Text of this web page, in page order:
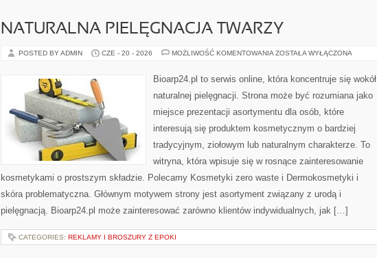
NATURALNA PIELĘGNACJA TWARZY
POSTED BY ADMIN CZE - 20 - 2026 MOŻLIWOŚĆ KOMENTOWANIA NATURALNA
ZOSTAŁA WYŁĄCZONA
Bioarp24.pl to serwis online, która koncentruje się wokół
naturalnej pielęgnacji. Strona może być rozumiana jako
miejsce prezentacji asortymentu dla osób, które
interesują się produktem kosmetycznym o bardziej
tradycyjnym, ziołowym lub naturalnym charakterze. To
witryna, która wpisuje się w rosnące zainteresowanie
kosmetykami o prostszym składzie. Polecamy Kosmetyki zero waste i Dermokosmetyki i
skóra problematyczna. Głównym motywem strony jest asortyment związany z urodą i
pielęgnacją. Bioarp24.pl może zainteresować zarówno klientów indywidualnych, jak […]
CATEGORIES: REKLAMY I BROSZURY Z EPOKI